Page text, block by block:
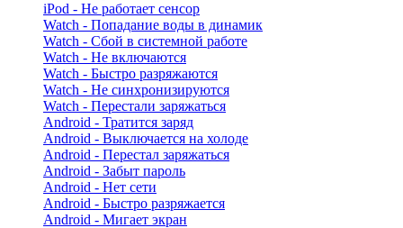
iPod - Не работает сенсор
Watch - Попадание воды в динамик
Watch - Сбой в системной работе
Watch - Не включаются
Watch - Быстро разряжаются
Watch - Не синхронизируются
Watch - Перестали заряжаться
Android - Тратится заряд
Android - Выключается на холоде
Android - Перестал заряжаться
Android - Забыт пароль
Android - Нет сети
Android - Быстро разряжается
Android - Мигает экран